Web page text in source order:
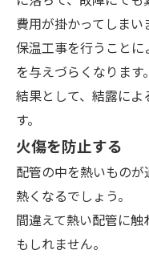
費用が掛かってしまい
保温工事を行うこと
を与えづらくなります。
結果として、結露によ
す。
火傷を防止する
配管の中を熱いもの
熱くなるでしょう。
間違えて熱い配管に
もしれません。